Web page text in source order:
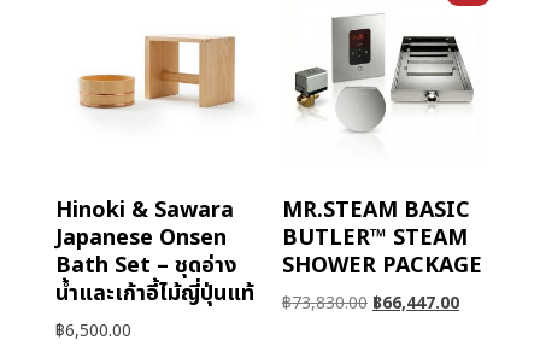
Hinoki & Sawara
Japanese Onsen
Bath Set – ชุดอ่าง
น้ำและเก้าอี้ไม้ญี่ปุ่นแท้
฿6,500.00
MR.STEAM BASIC
BUTLER™ STEAM
SHOWER PACKAGE
฿73,830.00฿66,447.00